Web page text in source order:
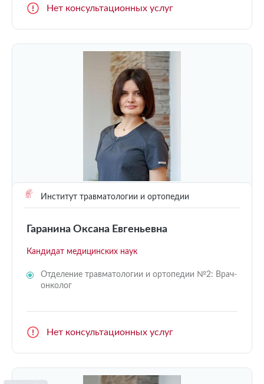
Нет консультационных услуг
Институт травматологии и ортопедии
Гаранина Оксана Евгеньевна
Кандидат медицинских наук
Отделение травматологии и ортопедии №2: Врач-
онколог
Нет консультационных услуг